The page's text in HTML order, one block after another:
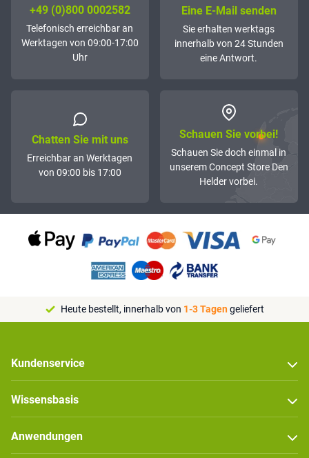
+49 (0)800 0002582
Telefonisch erreichbar an
Werktagen von 09:00-17:00
Uhr
Eine E-Mail senden
Sie erhalten werktags
innerhalb von 24 Stunden
eine Antwort.
Chatten Sie mit uns
Erreichbar an Werktagen
von 09:00 bis 17:00
Schauen Sie vorbei!
Schauen Sie doch einmal in
unserem Concept Store Den
Helder vorbei.
Heute bestellt, innerhalb von 1-3 Tagengeliefert
Kundenservice
Wissensbasis
Anwendungen